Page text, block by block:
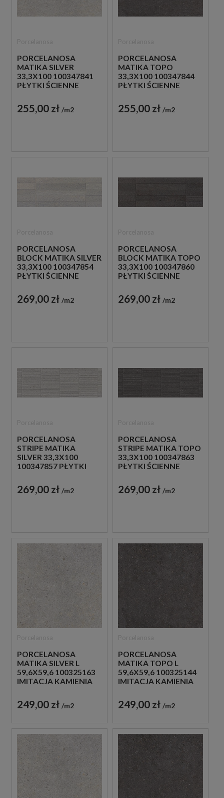
PORCELANOSA
MATIKA SILVER
33,3X100 100347841
PŁYTKI ŚCIENNE
255,00 zł m2
PORCELANOSA
MATIKA TOPO
33,3X100 100347844
PŁYTKI ŚCIENNE
255,00 zł m2
PORCELANOSA
BLOCK MATIKA SILVER
33,3X100 100347854
PŁYTKI ŚCIENNE
269,00 zł m2
PORCELANOSA
BLOCK MATIKA TOPO
33,3X100 100347860
PŁYTKI ŚCIENNE
269,00 zł m2
PORCELANOSA
STRIPE MATIKA
SILVER 33,3X100
100347857 PŁYTKI
KAMIEŃ
269,00 zł m2
PORCELANOSA
STRIPE MATIKA TOPO
33,3X100 100347863
PŁYTKI ŚCIENNE
269,00 zł m2
PORCELANOSA
MATIKA SILVER L
59,6X59,6 100325163
IMITACJA KAMIENIA
249,00 zł m2
PORCELANOSA
MATIKA TOPO L
59,6X59,6 100325144
IMITACJA KAMIENIA
249,00 zł m2